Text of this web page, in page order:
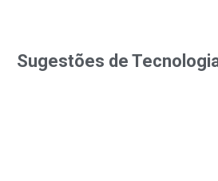
Sugestões de